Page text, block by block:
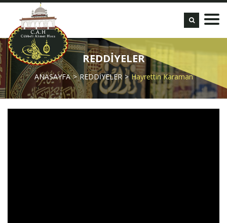
REDDİYELER
ANASAYFA REDDİYELER Hayrettin Karaman